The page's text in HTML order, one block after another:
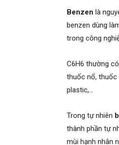
Benzen là
benzen dùng
trong công
C6H6 thường
thuốc nổ, thuốc
plastic,…
Trong tự nhiên
thành phần tự
mùi hạnh nhân